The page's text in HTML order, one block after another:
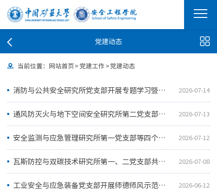
党建动态
当前位置： 网站首页> 党建工作 >党建动态
消防与公共安全研究所党支部开展专题学习暨教学科研交流会 2026-07-14
通风防灭火与地下空间安全研究所第二党支部开展专题党课学习活动 2026-07-13
安全监测与应急管理研究所第一党支部等四个党支部联合开展专题学习活动 2026-07-12
瓦斯防控与双碳技术研究所第一、二党支部共同开展专题学习教育活动 2026-07-08
工业安全与应急装备党支部开展师德师风示范党支部导学关系座谈会 2026-06-12